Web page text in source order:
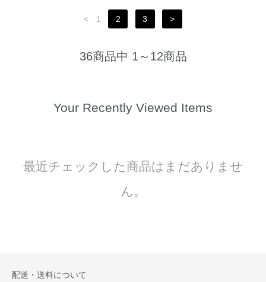
< 1 2 3 >
36商品中 1～12商品
Your Recently Viewed Items
最近チェックした商品はまだありませ
ん。
配送・送料について